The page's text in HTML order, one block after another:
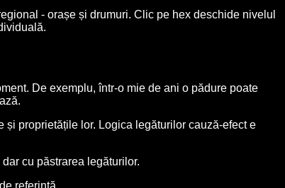
- orașe și drumuri. Clic pe hex deschide nivelul
De exemplu, într-o mie de ani o pădure poate
proprietățile lor. Logica legăturilor cauză-efect e
cu păstrarea legăturilor.
referință.